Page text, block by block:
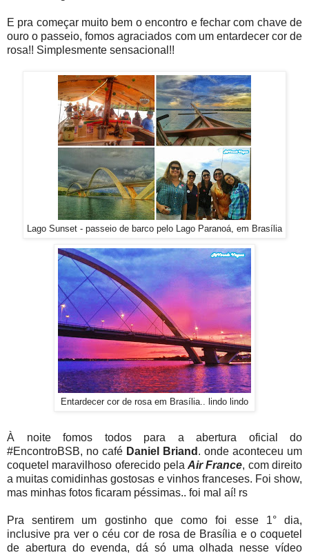
E pra começar muito bem o encontro e fechar com chave de
ouro o passeio, fomos agraciados com um entardecer cor de
rosa!! Simplesmente sensacional!!
Lago Sunset - passeio de barco pelo Lago Paranoá, em Brasília
Entardecer cor de rosa em Brasília.. lindo lindo
À noite fomos todos para a abertura oficial do
#EncontroBSB, no café Daniel Briand . onde aconteceu um
coquetel maravilhoso oferecido pelaAir France, com direito
a muitas comidinhas gostosas e vinhos franceses. Foi show,
mas minhas fotos ficaram péssimas.. foi mal aí! rs
Pra sentirem um gostinho que como foi esse 1° dia,
inclusive pra ver o céu cor de rosa de Brasília e o coquetel
de abertura do evenda, dá só uma olhada nesse vídeo